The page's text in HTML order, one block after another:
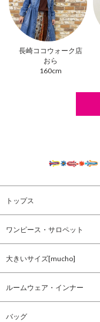
長崎ココウォーク店
おら
160cm
トップス
ワンピース・サロペット
大きいサイズ[mucho]
ルームウェア・インナー
バッグ